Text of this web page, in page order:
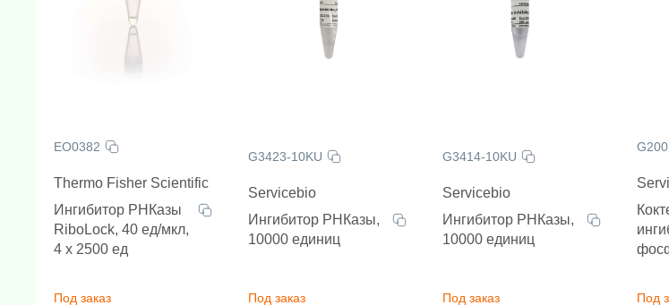
EO0382
Thermo Fisher Scientific
Ингибитор РНКазы
RiboLock, 40 ед/мкл,
4 х 2500 ед
Под заказ
G3423-10KU
Servicebio
Ингибитор РНКазы,
10000 единиц
Под заказ
G3414-10KU
Servicebio
Ингибитор РНКазы,
10000 единиц
Под заказ Под